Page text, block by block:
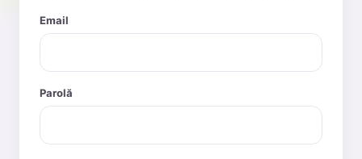
Email
Parolă